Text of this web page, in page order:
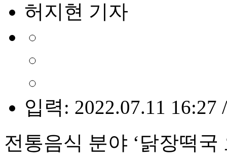
허지현 기자
입력: 2022.07.11 16:27
전통음식 분야 ‘닭장떡